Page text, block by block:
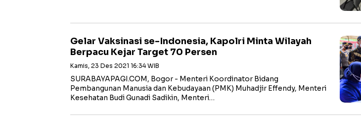
Gelar Vaksinasi se-Indonesia, Kapolri Minta Wilayah
Berpacu Kejar Target 70 Persen
Kamis, 23 Des 2021 16:34 WIB
SURABAYAPAGI.COM, Bogor - Menteri Koordinator Bidang
Pembangunan Manusia dan Kebudayaan (PMK) Muhadjir Effendy, Menteri
Kesehatan Budi Gunadi Sadikin, Menteri…